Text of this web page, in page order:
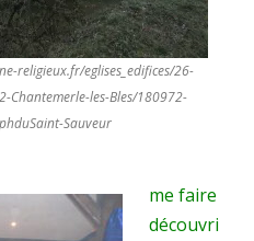
religieux.fr/eglises_edifices/26-
Chantemerle-les-Bles/180972-
Sauveur
me faire
découvri